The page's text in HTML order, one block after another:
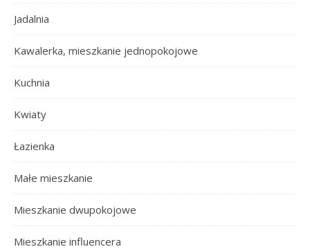
Jadalnia
Kawalerka, mieszkanie jednopokojowe
Kuchnia
Kwiaty
Łazienka
Małe mieszkanie
Mieszkanie dwupokojowe
Mieszkanie influencera